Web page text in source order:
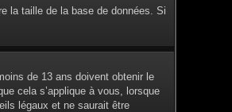
la taille de la base de données. Si
de 13 ans doivent obtenir le
cela s’applique à vous, lorsque
légaux et ne saurait être